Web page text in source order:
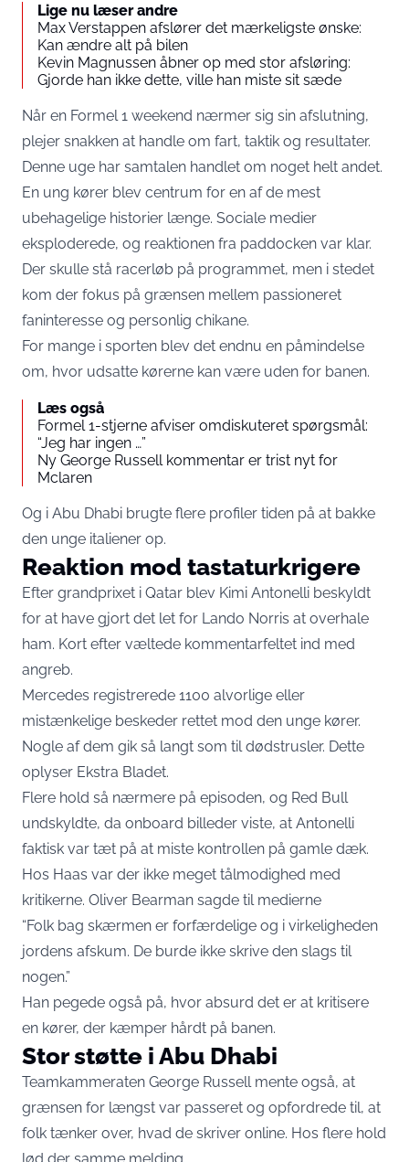
Lige nu læser andre
Max Verstappen afslører det mærkeligste ønske:
Kan ændre alt på bilen
Kevin Magnussen åbner op med stor afsløring:
Gjorde han ikke dette, ville han miste sit sæde
Når en Formel 1 weekend nærmer sig sin afslutning,
plejer snakken at handle om fart, taktik og resultater.
Denne uge har samtalen handlet om noget helt andet.
En ung kører blev centrum for en af de mest
ubehagelige historier længe. Sociale medier
eksploderede, og reaktionen fra paddocken var klar.
Der skulle stå racerløb på programmet, men i stedet
kom der fokus på grænsen mellem passioneret
faninteresse og personlig chikane.
For mange i sporten blev det endnu en påmindelse
om, hvor udsatte kørerne kan være uden for banen.
Læs også
Formel 1-stjerne afviser omdiskuteret spørgsmål:
“Jeg har ingen …”
Ny George Russell kommentar er trist nyt for
Mclaren
Og i Abu Dhabi brugte flere profiler tiden på at bakke
den unge italiener op.
Reaktion mod tastaturkrigere
Efter grandprixet i Qatar blev Kimi Antonelli beskyldt
for at have gjort det let for Lando Norris at overhale
ham. Kort efter væltede kommentarfeltet ind med
angreb.
Mercedes registrerede 1100 alvorlige eller
mistænkelige beskeder rettet mod den unge kører.
Nogle af dem gik så langt som til dødstrusler. Dette
oplyser Ekstra Bladet.
Flere hold så nærmere på episoden, og Red Bull
undskyldte, da onboard billeder viste, at Antonelli
faktisk var tæt på at miste kontrollen på gamle dæk.
Hos Haas var der ikke meget tålmodighed med
kritikerne. Oliver Bearman sagde til medierne
“Folk bag skærmen er forfærdelige og i virkeligheden
jordens afskum. De burde ikke skrive den slags til
nogen.”
Han pegede også på, hvor absurd det er at kritisere
en kører, der kæmper hårdt på banen.
Stor støtte i Abu Dhabi
Teamkammeraten George Russell mente også, at
grænsen for længst var passeret og opfordrede til, at
folk tænker over, hvad de skriver online. Hos flere hold